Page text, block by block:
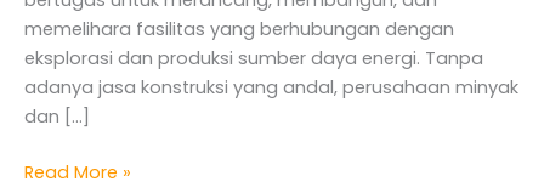
memelihara fasilitas yang berhubungan dengan
eksplorasi dan produksi sumber daya energi. Tanpa
adanya jasa konstruksi yang andal, perusahaan minyak
dan […]
Read More »